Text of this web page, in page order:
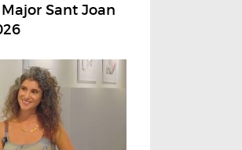
Sant Joan